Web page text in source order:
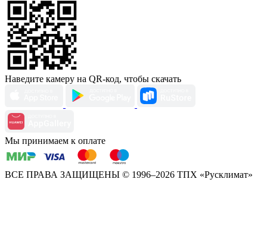
Наведите камеру на QR-код, чтобы скачать
Мы принимаем к оплате
ВСЕ ПРАВА ЗАЩИЩЕНЫ © 1996–2026 ТПХ «Русклимат»